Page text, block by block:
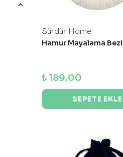
Sürdür Home
Hamur Mayalama Bezi
₺ 189.00
SEPETE EKLE